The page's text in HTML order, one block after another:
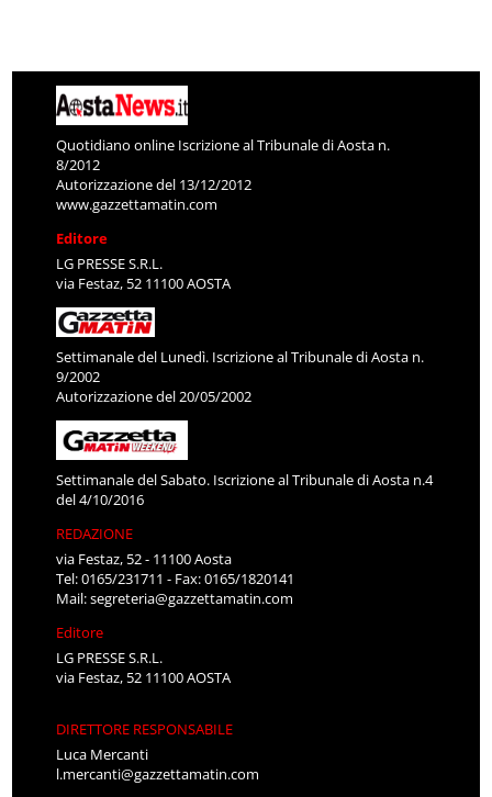
Quotidiano online Iscrizione al Tribunale di Aosta n.
8/2012
Autorizzazione del 13/12/2012
www.gazzettamatin.com
Editore
LG PRESSE S.R.L.
via Festaz, 52 11100 AOSTA
Settimanale del Lunedì. Iscrizione al Tribunale di Aosta n.
9/2002
Autorizzazione del 20/05/2002
Settimanale del Sabato. Iscrizione al Tribunale di Aosta n.4
del 4/10/2016
REDAZIONE
via Festaz, 52 - 11100 Aosta
Tel: 0165/231711 - Fax: 0165/1820141
Mail:segreteria@gazzettamatin.com
Editore
LG PRESSE S.R.L.
via Festaz, 52 11100 AOSTA
DIRETTORE RESPONSABILE
Luca Mercanti
l.mercanti@gazzettamatin.com